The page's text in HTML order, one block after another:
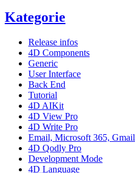
Kategorie
Release infos
4D Components
Generic
User Interface
Back End
Tutorial
4D AIKit
4D View Pro
4D Write Pro
Email, Microsoft 365, Gmail
4D Qodly Pro
Development Mode
4D Language